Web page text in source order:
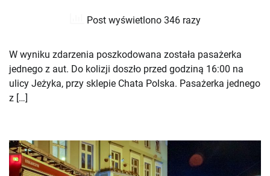
Post wyświetlono 346 razy
W wyniku zdarzenia poszkodowana została pasażerka
jednego z aut. Do kolizji doszło przed godziną 16:00 na
ulicy Jeżyka, przy sklepie Chata Polska. Pasażerka jednego
z […]